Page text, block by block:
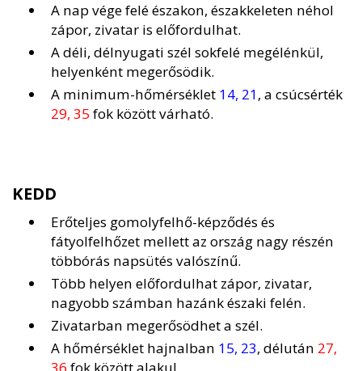
A nap vége felé északon, északkeleten néhol
zápor, zivatar is előfordulhat.
A déli, délnyugati szél sokfelé megélénkül,
helyenként megerősödik.
A minimum-hőmérséklet 14, 21, a csúcsérték
29, 35 fok között várható.
KEDD
Erőteljes gomolyfelhő-képződés és
fátyolfelhőzet mellett az ország nagy részén
többórás napsütés valószínű.
Több helyen előfordulhat zápor, zivatar,
nagyobb számban hazánk északi felén.
Zivatarban megerősödhet a szél.
A hőmérséklet hajnalban 15, 23, délután 27,